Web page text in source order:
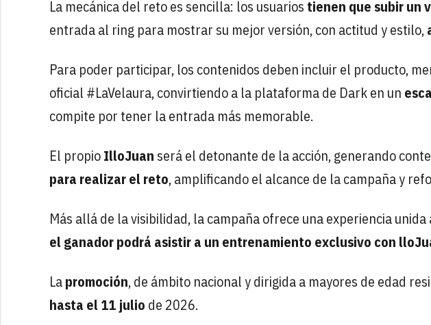
La mecánica del reto es sencilla: los usuarios tienen que subir un
entrada al ring para mostrar su mejor versión, con actitud y estilo,
Para poder participar, los contenidos deben incluir el producto,
oficial #LaVelaura, convirtiendo a la plataforma de Dark en un
compite por tener la entrada más memorable.
El propioIlloJuan será el detonante de la acción, generando
para realizar el reto, amplificando el alcance de la campaña y
Más allá de la visibilidad, la campaña ofrece una experiencia
el ganador podrá asistir a un entrenamiento exclusivo con
Lapromoción, de ámbito nacional y dirigida a mayores de edad
hasta el 11 julio de 2026.